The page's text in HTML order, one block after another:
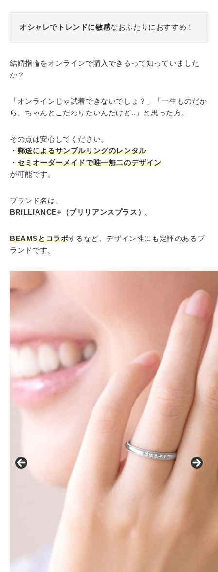
オシャレでトレンドに敏感なおふたりにおすすめ！
結婚指輪をオンラインで購入できるって知っていました
か？
「オンラインじゃ試着できないでしょ？」「一生ものだか
ら、ちゃんとこだわりたいんだけど..」と思った方。
その点は安心してください。
・ 郵送によるサンプルリングのレンタル
・ セミオーダーメイドで唯一無二のデザイン
が可能です。
ブランド名は、
BRILLIANCE+（ブリリアンスプラス）
。
BEAMSとコラボするなど、デザイン性にも定評のあるブ
ランドです。